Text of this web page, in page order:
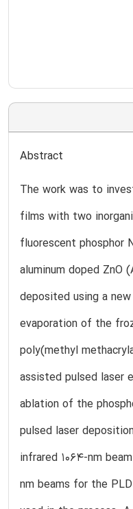
Abstract
The work was to
films with two
fluorescent phosphor
aluminum doped ZnO
deposited using a
evaporation of the
poly(methyl
assisted pulsed laser
ablation of the
pulsed laser
infrared 1064-nm
nm beams for the